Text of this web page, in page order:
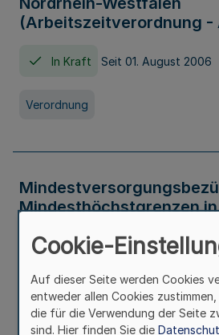
(Arbeitszeitverordnung -
In Kraft Seit 01. August 2006
Verordnung
Mindesthöchstgrenzen in
Verwaltungsvorschrift
Cookie-
Auf dieser Seite werden Cookies
entweder allen Cookies zustimmen,
die für die Verwendung der Seite
sind. Hier finden Sie die